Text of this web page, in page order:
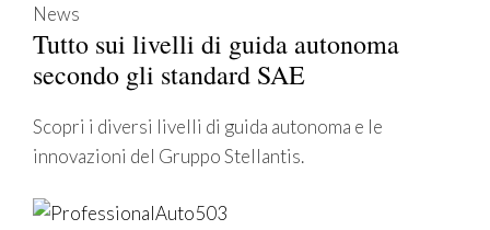
News
Tutto sui livelli di guida autonoma
secondo gli standard SAE
Scopri i diversi livelli di guida autonoma e le
innovazioni del Gruppo Stellantis.